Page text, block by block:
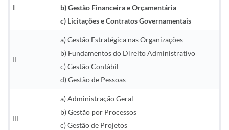
I
b) Gestão Financeira e Orçamentária
c) Licitações e Contratos Governamentais
II
a) Gestão Estratégica nas Organizações
b) Fundamentos do Direito Administrativo
c) Gestão Contábil
d) Gestão de Pessoas
III
a) Administração Geral
b) Gestão por Processos
c) Gestão de Projetos